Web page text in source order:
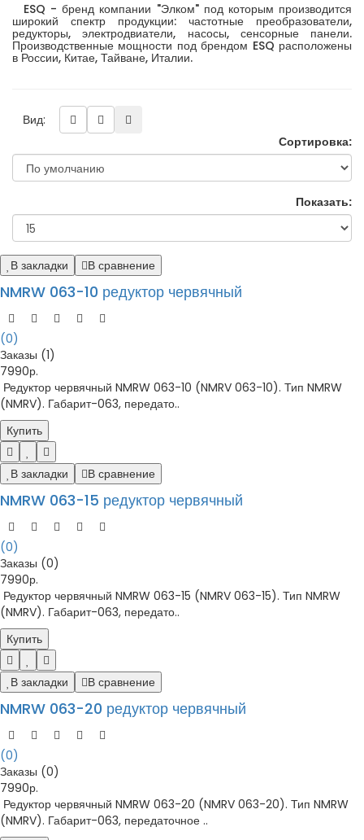
ESQ - бренд компании "Элком" под которым производится
широкий спектр продукции: частотные преобразователи,
редукторы, электродвиатели, насосы, сенсорные панели.
Производственные мощности под брендом ESQ расположены
в России, Китае, Тайване, Италии.
Вид:
Сортировка:
Показать:
В закладки В сравнение
NMRW 063-10 редуктор червячный
(0)
Заказы (1)
7990р.
Редуктор червячный NMRW 063-10 (NMRV 063-10). Тип NMRW
(NMRV). Габарит-063, передато..
Купить
В закладки В сравнение
NMRW 063-15 редуктор червячный
(0)
Заказы (0)
7990р.
Редуктор червячный NMRW 063-15 (NMRV 063-15). Тип NMRW
(NMRV). Габарит-063, передато..
Купить
В закладки В сравнение
NMRW 063-20 редуктор червячный
(0)
Заказы (0)
7990р.
Редуктор червячный NMRW 063-20 (NMRV 063-20). Тип NMRW
(NMRV). Габарит-063, передаточное ..